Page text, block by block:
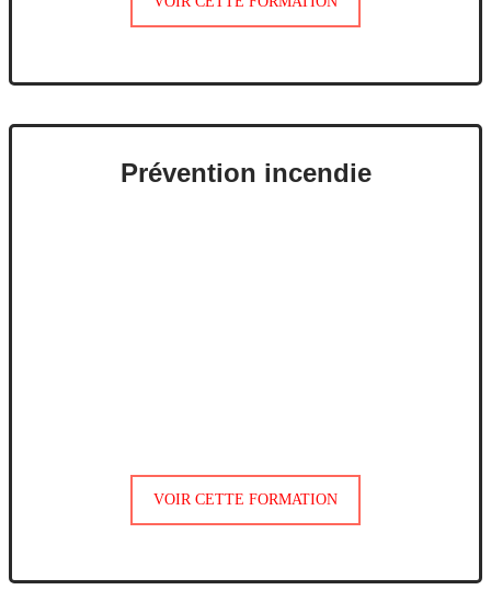
Prévention incendie
VOIR CETTE FORMATION